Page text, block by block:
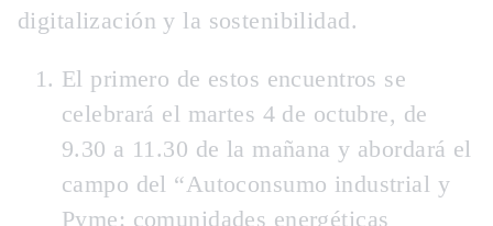
digitalización y la sostenibilidad.
El primero de estos encuentros se
celebrará el martes 4 de octubre, de
9.30 a 11.30 de la mañana y abordará el
campo del “Autoconsumo industrial y
Pyme: comunidades energéticas